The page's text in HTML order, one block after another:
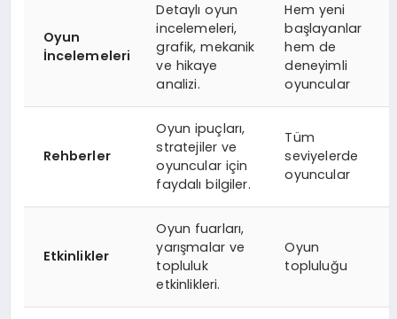
Oyun
İncelemeleri
Detaylı oyun
incelemeleri,
grafik, mekanik
ve hikaye
analizi.
Hem yeni
başlayanlar
hem de
deneyimli
oyuncular
Rehberler
Oyun ipuçları,
stratejiler ve
oyuncular için
faydalı bilgiler.
Tüm
seviyelerde
oyuncular
Etkinlikler
Oyun fuarları,
yarışmalar ve
topluluk
etkinlikleri.
Oyun
topluluğu